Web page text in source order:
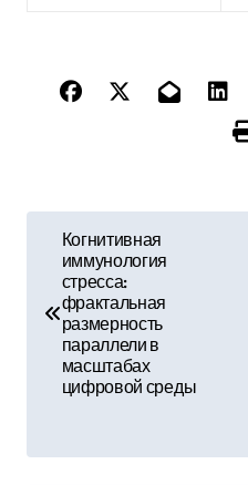
в
а
Когнитивная
иммунология
стресса:
фрактальная
размерность
параллели в
масштабах
цифровой среды